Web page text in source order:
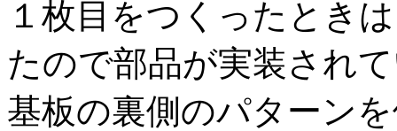
１枚目をつくったとき
たので部品が実装され
基板の裏側のパターン